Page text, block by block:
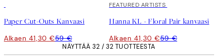
Paper Cut-Outs Kanvaasi
Alkaen 41,30 €59 €
30%*
FEATURED ARTISTS
Hanna KL - Floral Pair kanvaasi
Alkaen 41,30 €59 €
NÄYTTÄÄ 32 / 32 TUOTTEESTA